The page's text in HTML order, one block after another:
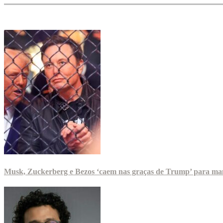
Musk, Zuckerberg e Bezos ‘caem nas graças de Trump’ para